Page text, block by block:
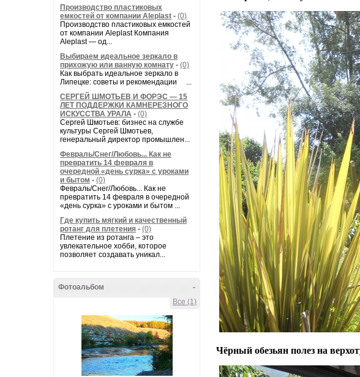
Производство пластиковых
емкостей от компании Aleplast - (0)
Производство пластиковых емкостей
от компании Aleplast Компания
Aleplast — од...
Выбираем идеальное зеркало в
прихожую или ванную комнату - (0)
Как выбрать идеальное зеркало в
Липецке: советы и рекомендации ...
СЕРГЕЙ ШМОТЬЕВ И ФОРЭС — 15
ЛЕТ ПОДДЕРЖКИ КАМНЕРЕЗНОГО
ИСКУССТВА УРАЛА - (0)
Сергей Шмотьев: бизнес на службе
культуры Сергей Шмотьев,
генеральный директор промышлен...
Февраль/Снег/Любовь... Как не
превратить 14 февраля в
очередной «день сурка» с уроками
и бытом - (0)
Февраль/Снег/Любовь... Как не
превратить 14 февраля в очередной
«день сурка» с уроками и бытом ...
Где купить мягкий и качественный
ротанг для плетения - (0)
Плетение из ротанга – это
увлекательное хобби, которое
позволяет создавать уникал...
-
Фотоальбом
Все (1)
Чёрный обезьян полез на